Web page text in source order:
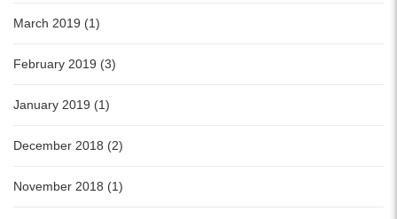
March 2019 (1)
February 2019 (3)
January 2019 (1)
December 2018 (2)
November 2018 (1)